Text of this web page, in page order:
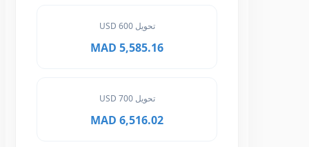
تحويل 600 USD
5,585.16 MAD
تحويل 700 USD
6,516.02 MAD